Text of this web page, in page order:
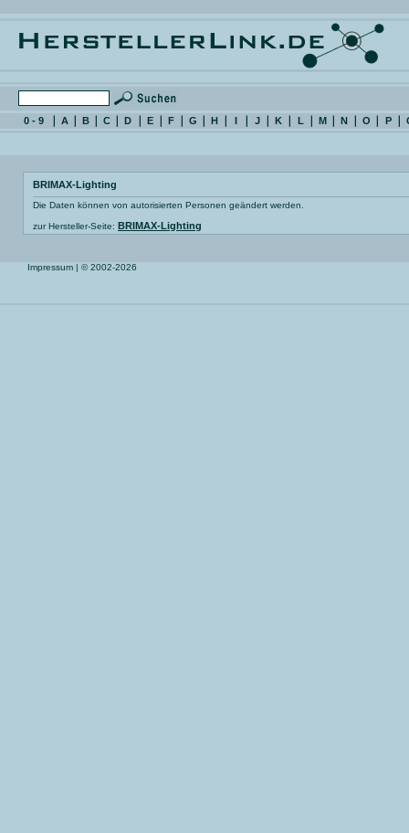
0 - 9 A B C D E F G H I J K L M N O P
BRIMAX-Lighting
Die Daten können von autorisierten Personen geändert werden.
zur Hersteller-Seite: BRIMAX-Lighting
Impressum | © 2002-2026